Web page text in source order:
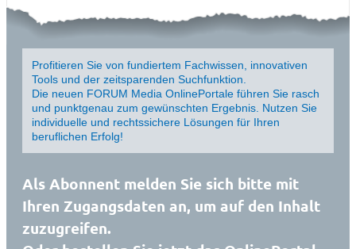
Profitieren Sie von fundiertem Fachwissen, innovativen
Tools und der zeitsparenden Suchfunktion.
Die neuen FORUM Media OnlinePortale führen Sie rasch
und punktgenau zum gewünschten Ergebnis. Nutzen Sie
individuelle und rechtssichere Lösungen für Ihren
beruflichen Erfolg!
Als Abonnent melden Sie sich bitte mit
Ihren Zugangsdaten an, um auf den Inhalt
zuzugreifen.